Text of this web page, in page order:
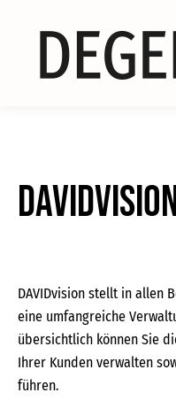
DAVIDvision stellt in allen
eine umfangreiche
übersichtlich können Sie
Ihrer Kunden verwalten
führen.